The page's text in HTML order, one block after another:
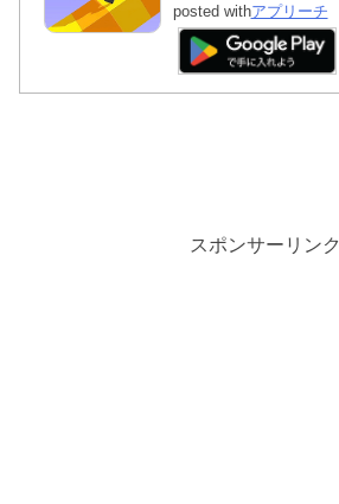
posted withアプリーチ
スポンサーリンク